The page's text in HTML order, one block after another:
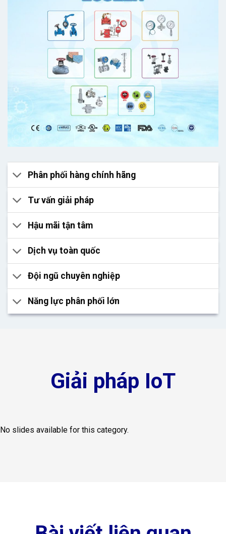
Phân phối hàng chính hãng
Tư vấn giải pháp
Hậu mãi tận tâm
Dịch vụ toàn quốc
Đội ngũ chuyên nghiệp
Năng lực phân phối lớn
Giải pháp IoT
No slides available for this category.